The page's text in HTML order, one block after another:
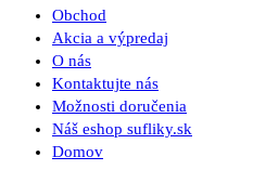
Obchod
Akcia a výpredaj
O nás
Kontaktujte nás
Možnosti doručenia
Náš eshop sufliky.sk
Domov